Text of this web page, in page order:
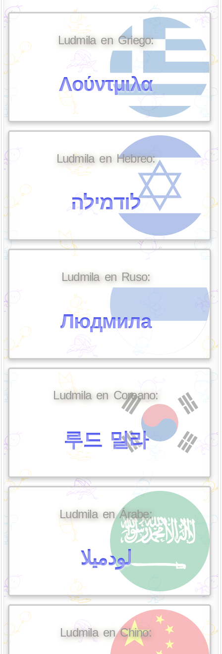
Ludmila en Griego:
Λούντμιλα
Ludmila en Hebreo:
לודמילה
Ludmila en Ruso:
Людмила
Ludmila en Coreano:
루드 밀라
Ludmila en Árabe:
لودميلا
Ludmila en Chino: